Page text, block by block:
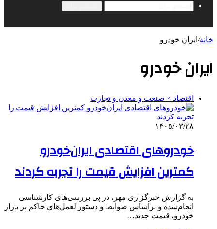
خانه/ ایران خودرو
ایران خودرو
اقتصاد > صنعت و معدن و تجارت
۱۴۰۵/۰۳/۲۸
خودروهای اقتصادی ایران‌خودرو
کمترین افزایش قیمت را تجربه کردند
به گزارش خبرگزاری مهر، در پی بررسی‌های کارشناسی
انجام‌شده و براساس ضوابط و دستورالعمل‌های حاکم بر بازار
خودرو، قیمت جدید…